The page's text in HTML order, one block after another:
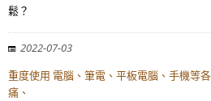
鬆？
2022-07-03
重度使用 電腦、筆電、平板電腦、手機等
痛、